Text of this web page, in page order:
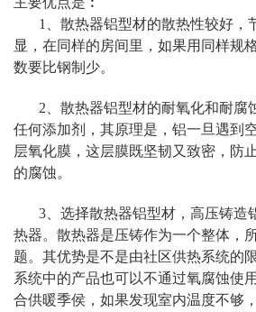
1、散热器铝型材的散热性较好，
显，在同样的房间里，如果用同样规
数要比钢制少。
2、散热器铝型材的耐氧化和耐腐
任何添加剂，其原理是，铝一旦遇到
层氧化膜，这层膜既坚韧又致密，防
的腐蚀。
3、选择散热器铝型材，高压铸造
热器。散热器是压铸作为一个整体，
题。其优势是不是由社区供热系统的
系统中的产品也可以不通过氧腐蚀使
合供暖季侯，如果发现室内温度不够